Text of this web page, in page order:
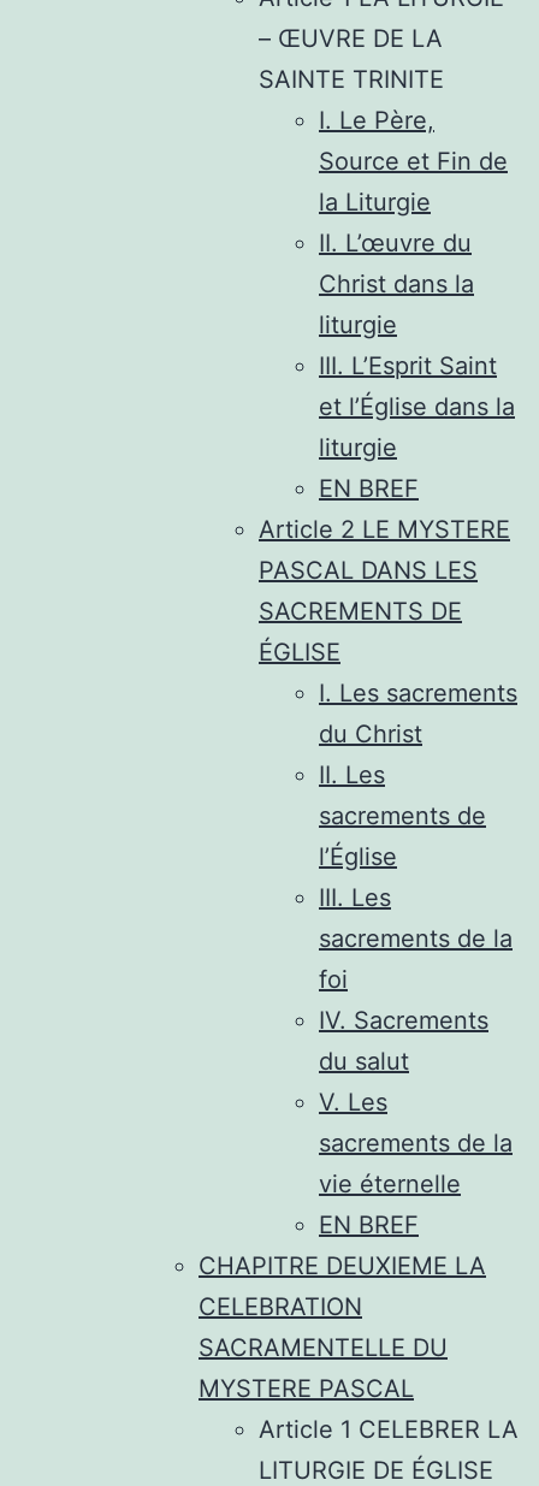
– ŒUVRE DE LA
SAINTE TRINITE
I. Le Père,
Source et Fin de
la Liturgie
II. L’œuvre du
Christ dans la
liturgie
III. L’Esprit Saint
et l’Église dans la
liturgie
EN BREF
Article 2 LE MYSTERE
PASCAL DANS LES
SACREMENTS DE
ÉGLISE
I. Les sacrements
du Christ
II. Les
sacrements de
l’Église
III. Les
sacrements de la
foi
IV. Sacrements
du salut
V. Les
sacrements de la
vie éternelle
EN BREF
CHAPITRE DEUXIEME LA
CELEBRATION
SACRAMENTELLE DU
MYSTERE PASCAL
Article 1 CELEBRER LA
LITURGIE DE ÉGLISE